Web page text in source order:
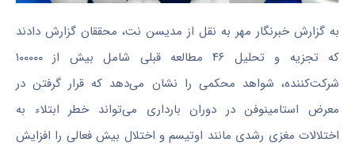
به گزارش خبرنگار مهر به نقل از مدیسن نت، محققان گزارش دادند
که تجزیه و تحلیل ۴۶ مطالعه قبلی شامل بیش از ۱۰۰۰۰۰
شرکت‌کننده، شواهد محکمی را نشان می‌دهد که قرار گرفتن در
معرض استامینوفن در دوران بارداری می‌تواند خطر ابتلاء به
اختلالات مغزی رشدی مانند اوتیسم و اختلال بیش فعالی را افزایش